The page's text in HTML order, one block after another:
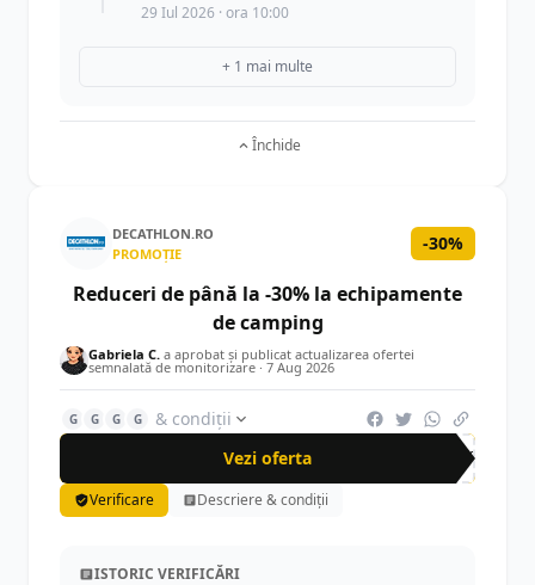
29 Iul 2026 · ora 10:00
+ 1 mai multe
Închide
DECATHLON.RO
PROMOȚIE
-30%
Reduceri de până la -30% la echipamente
de camping
Gabriela C. a aprobat și publicat actualizarea ofertei
semnalată de monitorizare · 7 Aug 2026
G G G G
& condiții
Vezi oferta
-30%
Verificare Descriere & condiții
ISTORIC VERIFICĂRI